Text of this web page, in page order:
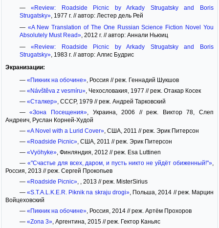
—«Review: Roadside Picnic by Arkady Strugatsky and Boris
Strugatsky», 1977 г. // автор: Лестер дель Рей
— «A New Translation of The One Russian Science Fiction Novel You
Absolutely Must Read», 2012 г. // автор: Аннали Ньюиц
—«Review: Roadside Picnic by Arkady Strugatsky and Boris
Strugatsky», 1983 г. // автор: Алгис Будрис
Экранизации:
— «Пикник на обочине», Россия // реж. Геннадий Шукшов
— «Návštěva z vesmíru», Чехословакия, 1977 // реж. Отакар Косек
— «Сталкер», СССР, 1979 // реж. Андрей Тарковский
—«Зона Посещения», Украина, 2006 // реж. Виктор 78, Слеп
Андреич, Руслан Корней-Худой
— «A Novel with a Lurid Cover», США, 2011 // реж. Эрик Питерсон
— «Roadside Picnic», США, 2011 // реж. Эрик Питерсон
— «Vyöhyke», Финляндия, 2012 // реж. Esa Luttinen
— «"Счастье для всех, даром, и пусть никто не уйдёт обиженный!"»
Россия, 2013 // реж. Сергей Прокопьев
— «Roadside Picnic», , 2013 // реж. MisterSirius
—«S.T.A.L.K.E.R. Piknik na skraju drogi», Польша, 2014 // реж. Марцин
Войцеховский
— «Пикник на обочине», Россия, 2014 // реж. Артём Прохоров
— «Zona 3», Аргентина, 2015 // реж. Гектор Каньяс